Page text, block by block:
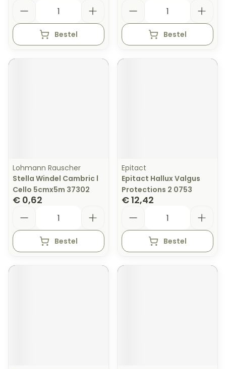
Bestel Bestel
Lohmann Rauscher
Stella Windel Cambric l
Cello 5cmx5m 37302
€ 0,62
Bestel
Epitact
Epitact Hallux Valgus
Protections 2 0753
€ 12,42
Bestel